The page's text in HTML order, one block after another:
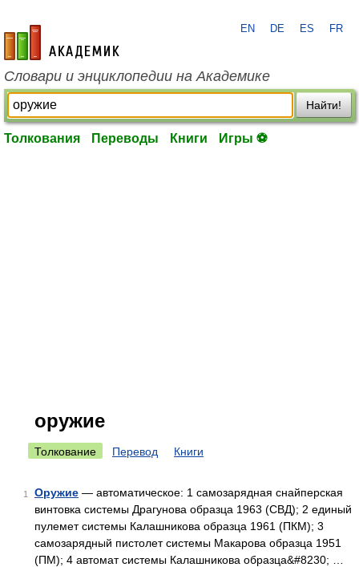
academic.ru
EN DE ES FR
Словари и энциклопедии на Академике
Найти!
Толкования Переводы Книги Игры ⚽
оружие
Толкование Перевод Книги
1 Оружие — автоматическое: 1 самозарядная снайперская
винтовка системы Драгунова образца 1963 (СВД); 2 единый
пулемет системы Калашникова образца 1961 (ПКМ); 3
самозарядный пистолет системы Макарова образца 1951
(ПМ); 4 автомат системы Калашникова образца&#8230; …